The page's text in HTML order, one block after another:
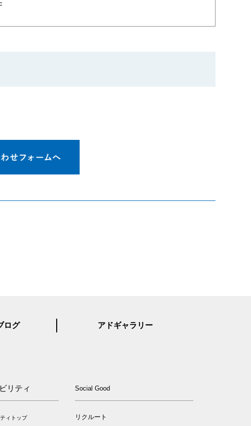
ログ アドギャラリー
リティ
ィトップ
Social Good
リクルート